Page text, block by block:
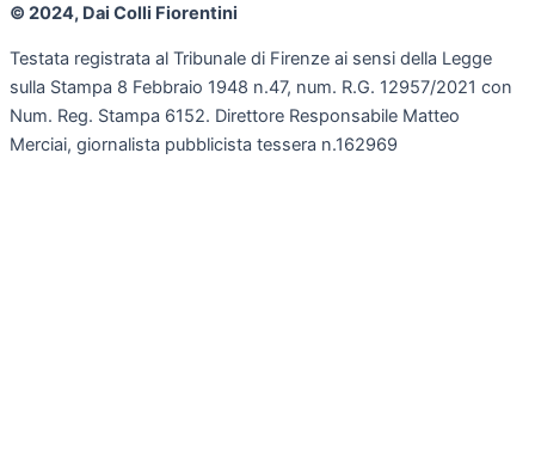
© 2024, Dai Colli Fiorentini
Testata registrata al Tribunale di Firenze ai sensi della Legge
sulla Stampa 8 Febbraio 1948 n.47, num. R.G. 12957/2021 con
Num. Reg. Stampa 6152. Direttore Responsabile Matteo
Merciai, giornalista pubblicista tessera n.162969